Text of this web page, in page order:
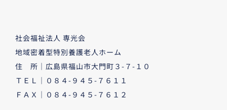
社会福祉法人 専光会
地域密着型特別養護老人ホーム
住 所｜広島県福山市大門町３-７-１０
ＴＥＬ｜０８４-９４５-７６１１
ＦＡＸ｜０８４-９４５-７６１２